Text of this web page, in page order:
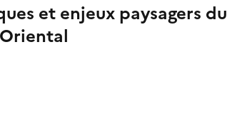
et enjeux paysagers du